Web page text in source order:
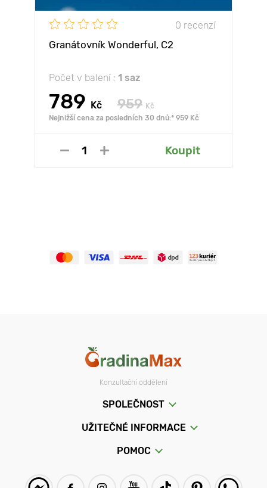
0 recenzí
Granátovník Wonderful, С2
Počet v balení : 1 saz
789 Kč 959 Kč
Nejnižší cena za posledních 30 dnů:* 959 Kč
Koupit
Konzultační oddělení
SPOLEČNOST
UŽITEČNÉ INFORMACE
POMOC